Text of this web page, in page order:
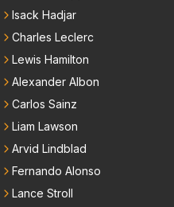
Isack Hadjar
Charles Leclerc
Lewis Hamilton
Alexander Albon
Carlos Sainz
Liam Lawson
Arvid Lindblad
Fernando Alonso
Lance Stroll